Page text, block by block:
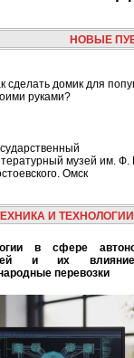
НОВЫЕ
сделать домик для
руками?
музей им. Ф.
Омск
И ТЕХНОЛОГИИ
и их
перевозки